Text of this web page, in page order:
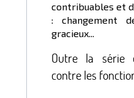
contribuables et
: changement
gracieux...
Outre la série
contre les